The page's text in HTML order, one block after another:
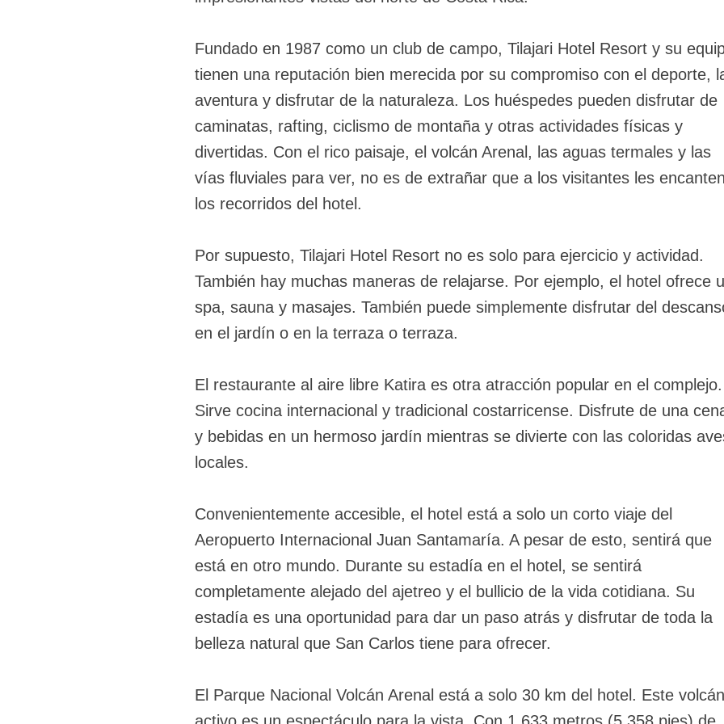
Fundado en 1987 como un club de campo, Tilajari Hotel Resort y su
tienen una reputación bien merecida por su compromiso con el deporte,
aventura y disfrutar de la naturaleza. Los huéspedes pueden disfrutar de
caminatas, rafting, ciclismo de montaña y otras actividades físicas y
divertidas. Con el rico paisaje, el volcán Arenal, las aguas termales y las
vías fluviales para ver, no es de extrañar que a los visitantes les encanten
los recorridos del hotel.
Por supuesto, Tilajari Hotel Resort no es solo para ejercicio y actividad.
También hay muchas maneras de relajarse. Por ejemplo, el hotel ofrece
spa, sauna y masajes. También puede simplemente disfrutar del
en el jardín o en la terraza o terraza.
El restaurante al aire libre Katira es otra atracción popular en el complejo.
Sirve cocina internacional y tradicional costarricense. Disfrute de una
y bebidas en un hermoso jardín mientras se divierte con las coloridas
locales.
Convenientemente accesible, el hotel está a solo un corto viaje del
Aeropuerto Internacional Juan Santamaría. A pesar de esto, sentirá que
está en otro mundo. Durante su estadía en el hotel, se sentirá
completamente alejado del ajetreo y el bullicio de la vida cotidiana. Su
estadía es una oportunidad para dar un paso atrás y disfrutar de toda la
belleza natural que San Carlos tiene para ofrecer.
El Parque Nacional Volcán Arenal está a solo 30 km del hotel. Este volcán
activo es un espectáculo para la vista. Con 1.633 metros (5.358 pies) de